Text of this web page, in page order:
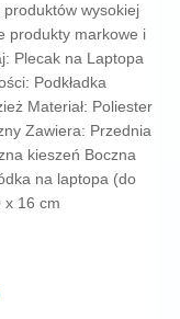
wysokiej
produkty markowe i
Plecak na Laptopa
Podkładka
Materiał: Poliester
Zawiera: Przednia
kieszeń Boczna
na laptopa (do
x 16 cm